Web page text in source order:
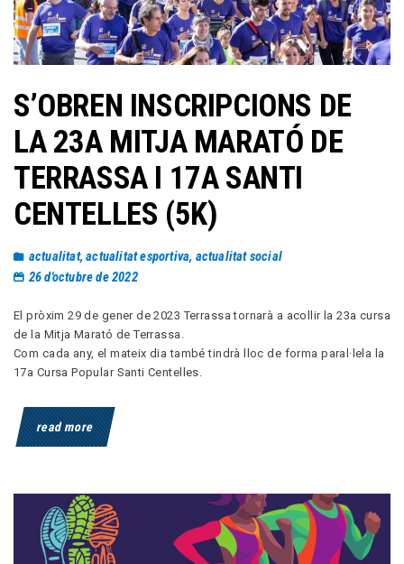
S’OBREN INSCRIPCIONS DE
LA 23A MITJA MARATÓ DE
TERRASSA I 17A SANTI
CENTELLES (5K)
actualitat,actualitat esportiva, actualitat social
26 d'octubre de 2022
El pròxim 29 de gener de 2023 Terrassa tornarà a acollir la 23a cursa
de la Mitja Marató de Terrassa.
Com cada any, el mateix dia també tindrà lloc de forma paral·lela la
17a Cursa Popular Santi Centelles.
read more